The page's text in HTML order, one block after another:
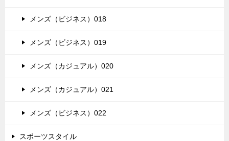
メンズ（ビジネス）018
メンズ（ビジネス）019
メンズ（カジュアル）020
メンズ（カジュアル）021
メンズ（ビジネス）022
スポーツスタイル